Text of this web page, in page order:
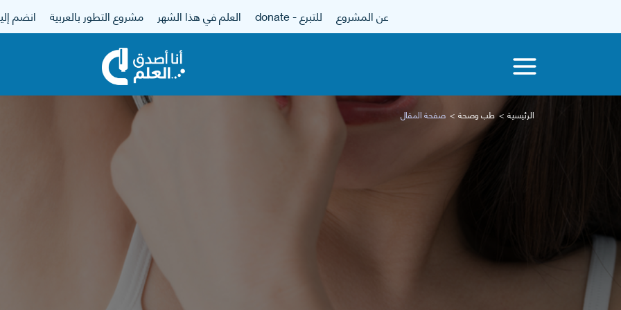
عن المشروع للتبرع - donate العلم في هذا الشهر مشروع التطور بالعربية انضم
الرئيسية طب وصحة صفحة المقال